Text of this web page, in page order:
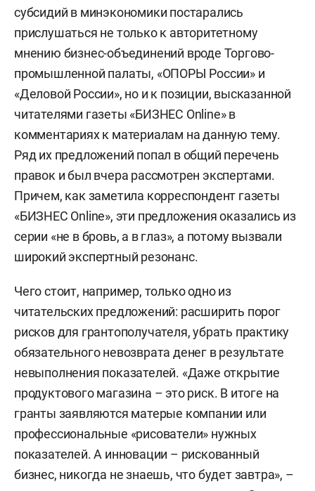
субсидий в минэкономики постарались
прислушаться не только к авторитетному
мнению бизнес-объединений вроде Торгово-
промышленной палаты, «ОПОРЫ России» и
«Деловой России», но и к позиции, высказанной
читателями газеты «БИЗНЕС Online» в
комментариях к материалам на данную тему.
Ряд их предложений попал в общий перечень
правок и был вчера рассмотрен экспертами.
Причем, как заметила корреспондент газеты
«БИЗНЕС Online», эти предложения оказались из
серии «не в бровь, а в глаз», а потому вызвали
широкий экспертный резонанс.
Чего стоит, например, только одно из
читательских предложений: расширить порог
рисков для грантополучателя, убрать практику
обязательного невозврата денег в результате
невыполнения показателей. «Даже открытие
продуктового магазина – это риск. В итоге на
гранты заявляются матерые компании или
профессиональные «рисователи» нужных
показателей. А инновации – рискованный
бизнес, никогда не знаешь, что будет завтра», –